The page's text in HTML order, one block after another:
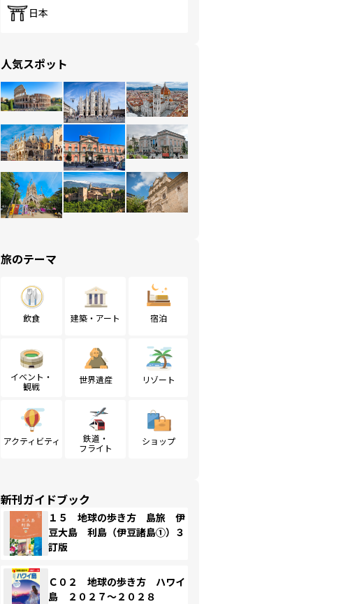
日本
人気スポット
旅のテーマ
飲食 建築・アート 宿泊
イベント・
観戦
世界遺産 リゾート
アクティビティ
鉄道・
フライト
ショップ
新刊ガイドブック
１５ 地球の歩き方 島旅 伊
豆大島 利島（伊豆諸島①）３
訂版
Ｃ０２ 地球の歩き方 ハワイ
島 ２０２７～２０２８